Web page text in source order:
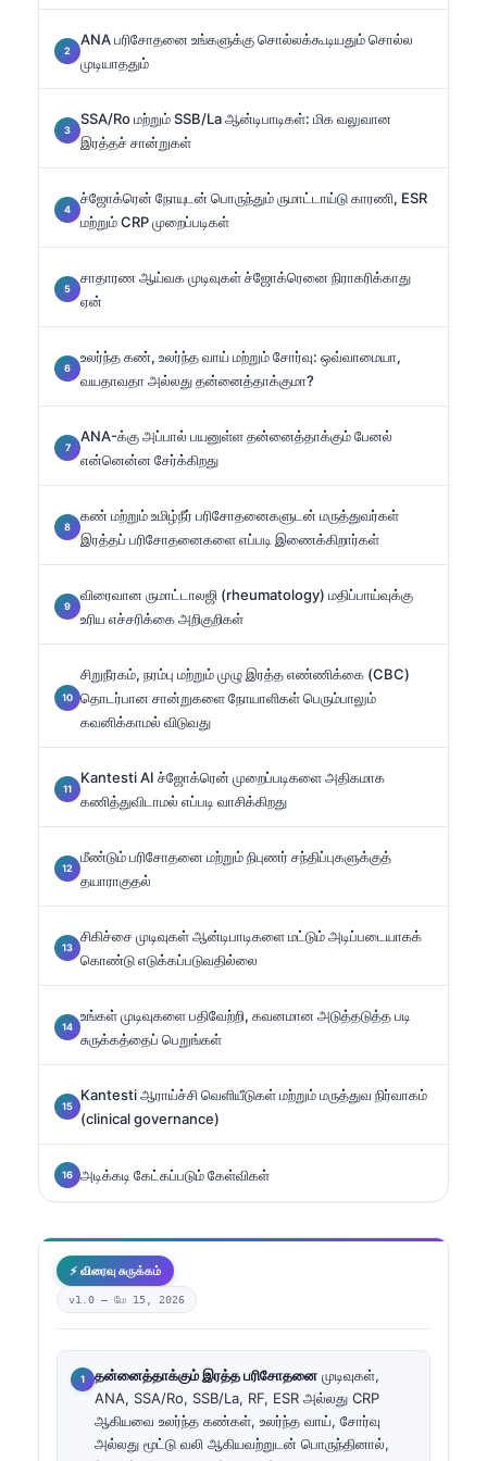
ANA பரிசோதனை உங்களுக்கு சொல்லக்கூடியதும் சொல்ல
முடியாததும்
SSA/Ro மற்றும் SSB/La ஆன்டிபாடிகள்: மிக வலுவான
இரத்தச் சான்றுகள்
ச்ஜோக்ரென் நோயுடன் பொருந்தும் ருமாட்டாய்டு காரணி, ESR
மற்றும் CRP முறைப்படிகள்
சாதாரண ஆய்வக முடிவுகள் ச்ஜோக்ரெனை நிராகரிக்காது
ஏன்
உலர்ந்த கண், உலர்ந்த வாய் மற்றும் சோர்வு: ஒவ்வாமையா,
வயதாவதா அல்லது தன்னைத்தாக்குமா?
ANA-க்கு அப்பால் பயனுள்ள தன்னைத்தாக்கும் பேனல்
என்னென்ன சேர்க்கிறது
கண் மற்றும் உமிழ்நீர் பரிசோதனைகளுடன் மருத்துவர்கள்
இரத்தப் பரிசோதனைகளை எப்படி இணைக்கிறார்கள்
விரைவான ருமாட்டாலஜி (rheumatology) மதிப்பாய்வுக்கு
உரிய எச்சரிக்கை அறிகுறிகள்
சிறுநீரகம், நரம்பு மற்றும் முழு இரத்த எண்ணிக்கை (CBC)
தொடர்பான சான்றுகளை நோயாளிகள் பெரும்பாலும்
கவனிக்காமல் விடுவது
Kantesti AI ச்ஜோக்ரென் முறைப்படிகளை அதிகமாக
கணித்துவிடாமல் எப்படி வாசிக்கிறது
மீண்டும் பரிசோதனை மற்றும் நிபுணர் சந்திப்புகளுக்குத்
தயாராகுதல்
சிகிச்சை முடிவுகள் ஆன்டிபாடிகளை மட்டும் அடிப்படையாகக்
கொண்டு எடுக்கப்படுவதில்லை
உங்கள் முடிவுகளை பதிவேற்றி, கவனமான அடுத்தடுத்த படி
சுருக்கத்தைப் பெறுங்கள்
Kantesti ஆராய்ச்சி வெளியீடுகள் மற்றும் மருத்துவ நிர்வாகம்
(clinical governance)
அடிக்கடி கேட்கப்படும் கேள்விகள்
⚡ விரைவு சுருக்கம்
v1.0 — மே 15, 2026
தன்னைத்தாக்கும் இரத்த பரிசோதனை முடிவுகள்,
ANA, SSA/Ro, SSB/La, RF, ESR அல்லது CRP
ஆகியவை உலர்ந்த கண்கள், உலர்ந்த வாய், சோர்வு
அல்லது மூட்டு வலி ஆகியவற்றுடன் பொருந்தினால்,